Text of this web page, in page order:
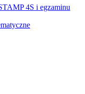
4S i egzaminu